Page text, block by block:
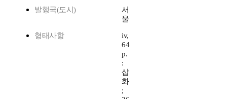
발행국(도시)
서
울
형태사항
iv,
64
p.
:
삽
화
;